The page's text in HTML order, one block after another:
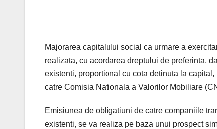
Majorarea capitalului social ca urmare a
realizata, cu acordarea dreptului de preferinta,
existenti, proportional cu cota detinuta la
catre Comisia Nationala a Valorilor Mobiliare
Emisiunea de obligatiuni de catre companiile
existenti, se va realiza pe baza unui prospect